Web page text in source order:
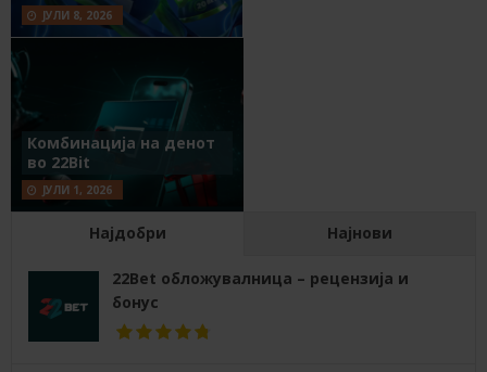
ЈУЛИ 8, 2026
Комбинација на денот
во 22Bit
ЈУЛИ 1, 2026
Најдобри Најнови
22Bet обложувалница – рецензија и
бонус